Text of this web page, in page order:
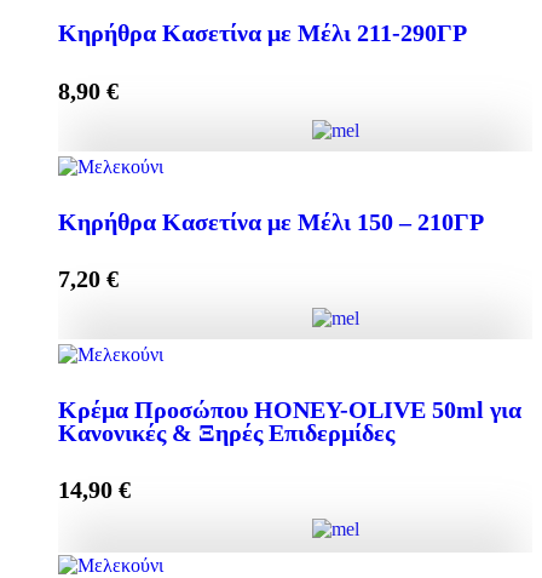
Κηρήθρα Κασετίνα με Μέλι 211-290ΓΡ
8,90 €
Κηρήθρα Κασετίνα με Μέλι 150 – 210ΓΡ
7,20 €
Κρέμα Προσώπου HONEY-OLIVE 50ml για
Κανονικές & Ξηρές Επιδερμίδες
14,90 €